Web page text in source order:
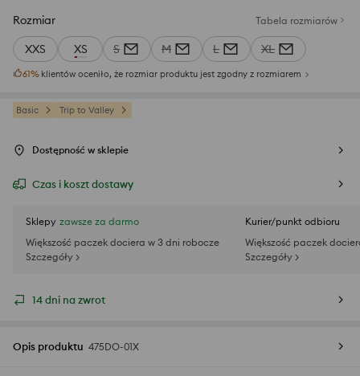
Rozmiar Tabela rozmiarów
XXS XS S M L XL
61% klientów oceniło, że rozmiar produktu jest zgodny z rozmiarem
Basic Trip to Valley
Dostępność w sklepie
Czas i koszt dostawy
Sklepy zawsze za darmo
Większość paczek dociera w 3 dni robocze
Szczegóły >
Kurier/punkt odbioru
Większość paczek
Szczegóły >
14 dni na zwrot
Opis produktu 475DO-01X